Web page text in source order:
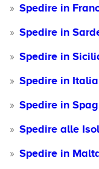
Spedire in
Spedire in
Spedire in
Spedire in Italia
Spedire in
Spedire alle
Spedire in